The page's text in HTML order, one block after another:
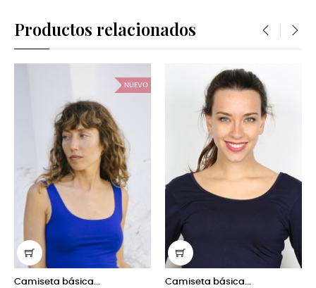
Productos relacionados
Camiseta básica... Camiseta